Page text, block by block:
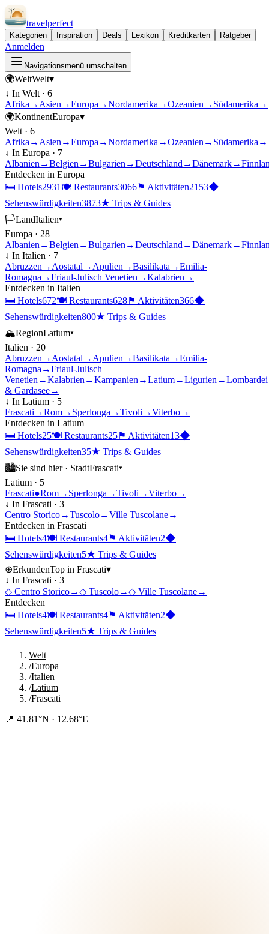
travelperfect
Kategorien Inspiration Deals Lexikon Kreditkarten Ratgeber
Anmelden
Navigationsmenü umschalten
🌍WeltWelt▾
↓ In Welt · 6
Afrika → Asien →Europa →Nordamerika →Ozeanien → Südamerika →
🌍KontinentEuropa▾
Welt · 6
Afrika → Asien →Europa →Nordamerika →Ozeanien → Südamerika →
↓ In Europa · 7
Albanien →Belgien →Bulgarien →Deutschland →Dänemark→
Entdecken in Europa
🛏 Hotels2931 🍽 Restaurants3066⚑ Aktivitäten2153◆
Sehenswürdigkeiten3873★ Trips & Guides
🏳LandItalien▾
Europa · 28
Albanien →Belgien →Bulgarien →Deutschland →Dänemark→
↓ In Italien · 7
Abruzzen → Aostatal → Apulien →Basilikata →Emilia-
Romagna →Friaul-Julisch Venetien →Kalabrien →
Entdecken in Italien
🛏 Hotels672🍽 Restaurants628⚑ Aktivitäten366◆
Sehenswürdigkeiten800★ Trips & Guides
🏔RegionLatium▾
Italien · 20
Abruzzen → Aostatal → Apulien →Basilikata →Emilia-
Romagna →Friaul-Julisch
Venetien →Kalabrien →Kampanien →Latium→Ligurien →Lombardei
& Gardasee→
↓ In Latium · 5
Frascati →Rom→ Sperlonga →Tivoli →Viterbo→
Entdecken in Latium
🛏 Hotels25🍽 Restaurants25⚑ Aktivitäten13◆
Sehenswürdigkeiten35★ Trips & Guides
🏙Sie sind hier · StadtFrascati▾
Latium · 5
Frascati●Rom→ Sperlonga →Tivoli →Viterbo→
↓ In Frascati · 3
Centro Storico→Tuscolo→Ville Tuscolane→
Entdecken in Frascati
🛏 Hotels4🍽 Restaurants4⚑ Aktivitäten2◆
Sehenswürdigkeiten5★ Trips & Guides
⊕ErkundenTop in Frascati▾
↓ In Frascati · 3
◇ Centro Storico→◇ Tuscolo→◇ Ville Tuscolane→
Entdecken
🛏 Hotels4🍽 Restaurants4⚑ Aktivitäten2◆
Sehenswürdigkeiten5★ Trips & Guides
Welt
/Europa
/Italien
/Latium
/Frascati
📍 41.81°N · 12.68°E